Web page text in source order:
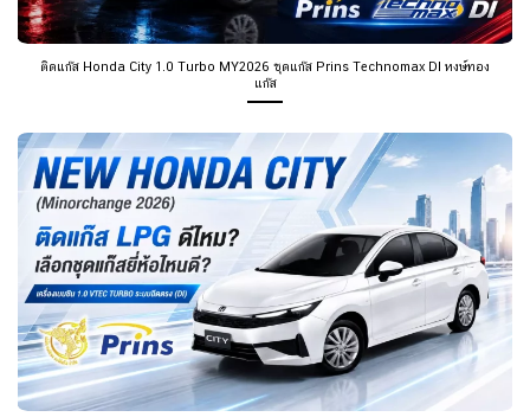
ติดแก๊ส Honda City 1.0 Turbo MY2026 ชุดแก๊ส Prins Technomax DI หงษ์ทอง
แก๊ส